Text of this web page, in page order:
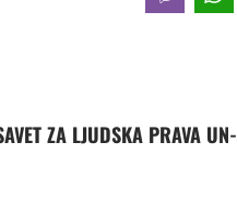
ZA LJUDSKA PRAVA UN-